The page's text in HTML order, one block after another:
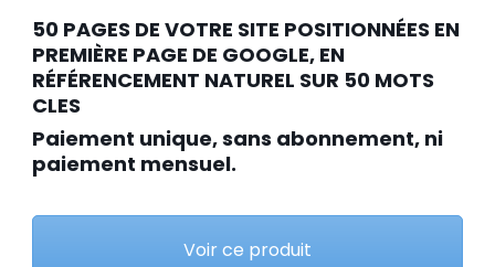
50 PAGES DE VOTRE SITE POSITIONNÉES EN
PREMIÈRE PAGE DE GOOGLE, EN
RÉFÉRENCEMENT NATUREL SUR 50 MOTS
CLES
Paiement unique, sans abonnement, ni
paiement mensuel.
Voir ce produit